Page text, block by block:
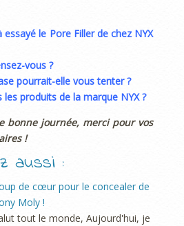
essayé le Pore Filler de chez NYX
vous ?
pourrait-elle vous tenter ?
les produits de la marque NYX ?
bonne journée, merci pour vos
!
aussi :
de cœur pour le concealer de
Moly !
tout le monde, Aujourd'hui, je